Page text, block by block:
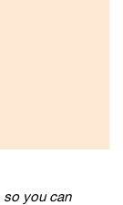
so you can